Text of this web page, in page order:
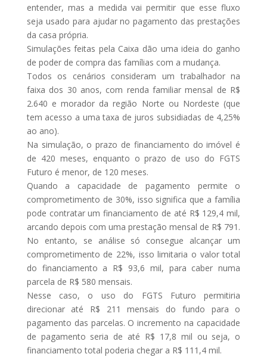
entender, mas a medida vai permitir que esse fluxo
seja usado para ajudar no pagamento das prestações
da casa própria.
Simulações feitas pela Caixa dão uma ideia do ganho
de poder de compra das famílias com a mudança.
Todos os cenários consideram um trabalhador na
faixa dos 30 anos, com renda familiar mensal de R$
2.640 e morador da região Norte ou Nordeste (que
tem acesso a uma taxa de juros subsidiadas de 4,25%
ao ano).
Na simulação, o prazo de financiamento do imóvel é
de 420 meses, enquanto o prazo de uso do FGTS
Futuro é menor, de 120 meses.
Quando a capacidade de pagamento permite o
comprometimento de 30%, isso significa que a família
pode contratar um financiamento de até R$ 129,4 mil,
arcando depois com uma prestação mensal de R$ 791.
No entanto, se análise só consegue alcançar um
comprometimento de 22%, isso limitaria o valor total
do financiamento a R$ 93,6 mil, para caber numa
parcela de R$ 580 mensais.
Nesse caso, o uso do FGTS Futuro permitiria
direcionar até R$ 211 mensais do fundo para o
pagamento das parcelas. O incremento na capacidade
de pagamento seria de até R$ 17,8 mil ou seja, o
financiamento total poderia chegar a R$ 111,4 mil.